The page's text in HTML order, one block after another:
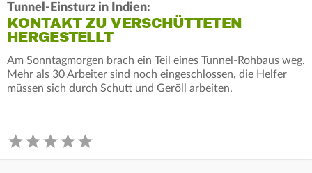
Tunnel-Einsturz in Indien:
KONTAKT ZU VERSCHÜTTETEN
HERGESTELLT
Am Sonntagmorgen brach ein Teil eines Tunnel-Rohbaus weg.
Mehr als 30 Arbeiter sind noch eingeschlossen, die Helfer
müssen sich durch Schutt und Geröll arbeiten.